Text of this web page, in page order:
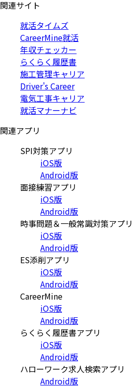
関連サイト
就活タイムズ
CareerMine就活
年収チェッカー
らくらく履歴書
施工管理キャリア
Driver's Career
電気工事キャリア
就活マナーナビ
関連アプリ
SPI対策アプリ
iOS版
Android版
面接練習アプリ
iOS版
Android版
時事問題＆一般常識対策アプリ
iOS版
Android版
ES添削アプリ
iOS版
Android版
CareerMine
iOS版
Android版
らくらく履歴書アプリ
iOS版
Android版
ハローワーク求人検索アプリ
Android版